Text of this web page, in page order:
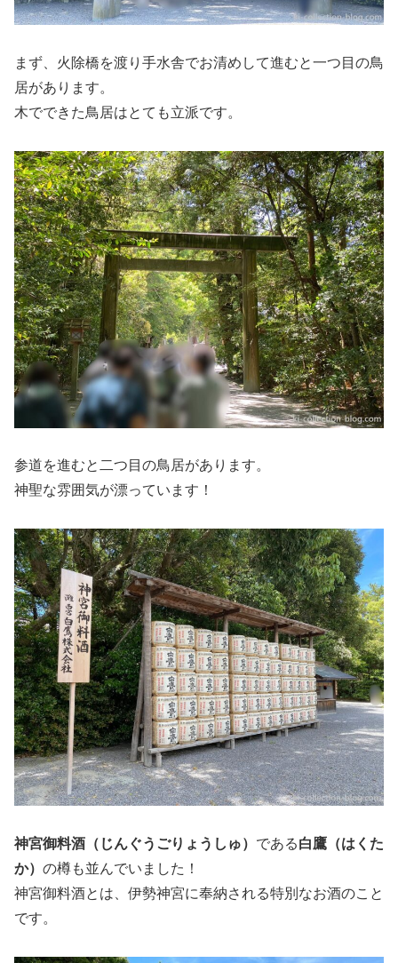
まず、 火除橋を渡り手水舎でお清めして進むと一つ目の鳥
居があります。
木でできた鳥居はとても立派です。
参道を進むと二つ目の鳥居があります。
神聖な雰囲気が漂っています！
神宮御料酒（じんぐうごりょうしゅ） である白鷹（はくた
か） の樽も並んでいました！
神宮御料酒とは、伊勢神宮に奉納される特別なお酒のこと
です。